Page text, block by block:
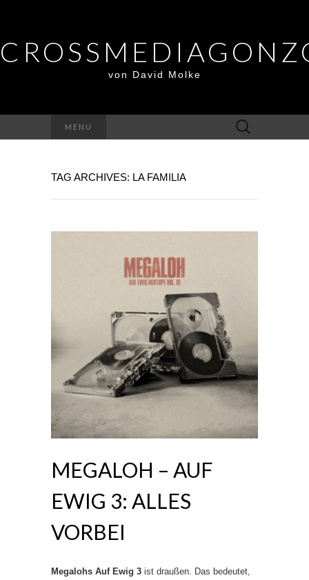
von David Molke
MENU
Suche
nach:
TAG ARCHIVES: LA FAMILIA
MEGALOH – AUF
EWIG 3: ALLES
VORBEI
Megalohs Auf Ewig 3 ist draußen. Das bedeutet,